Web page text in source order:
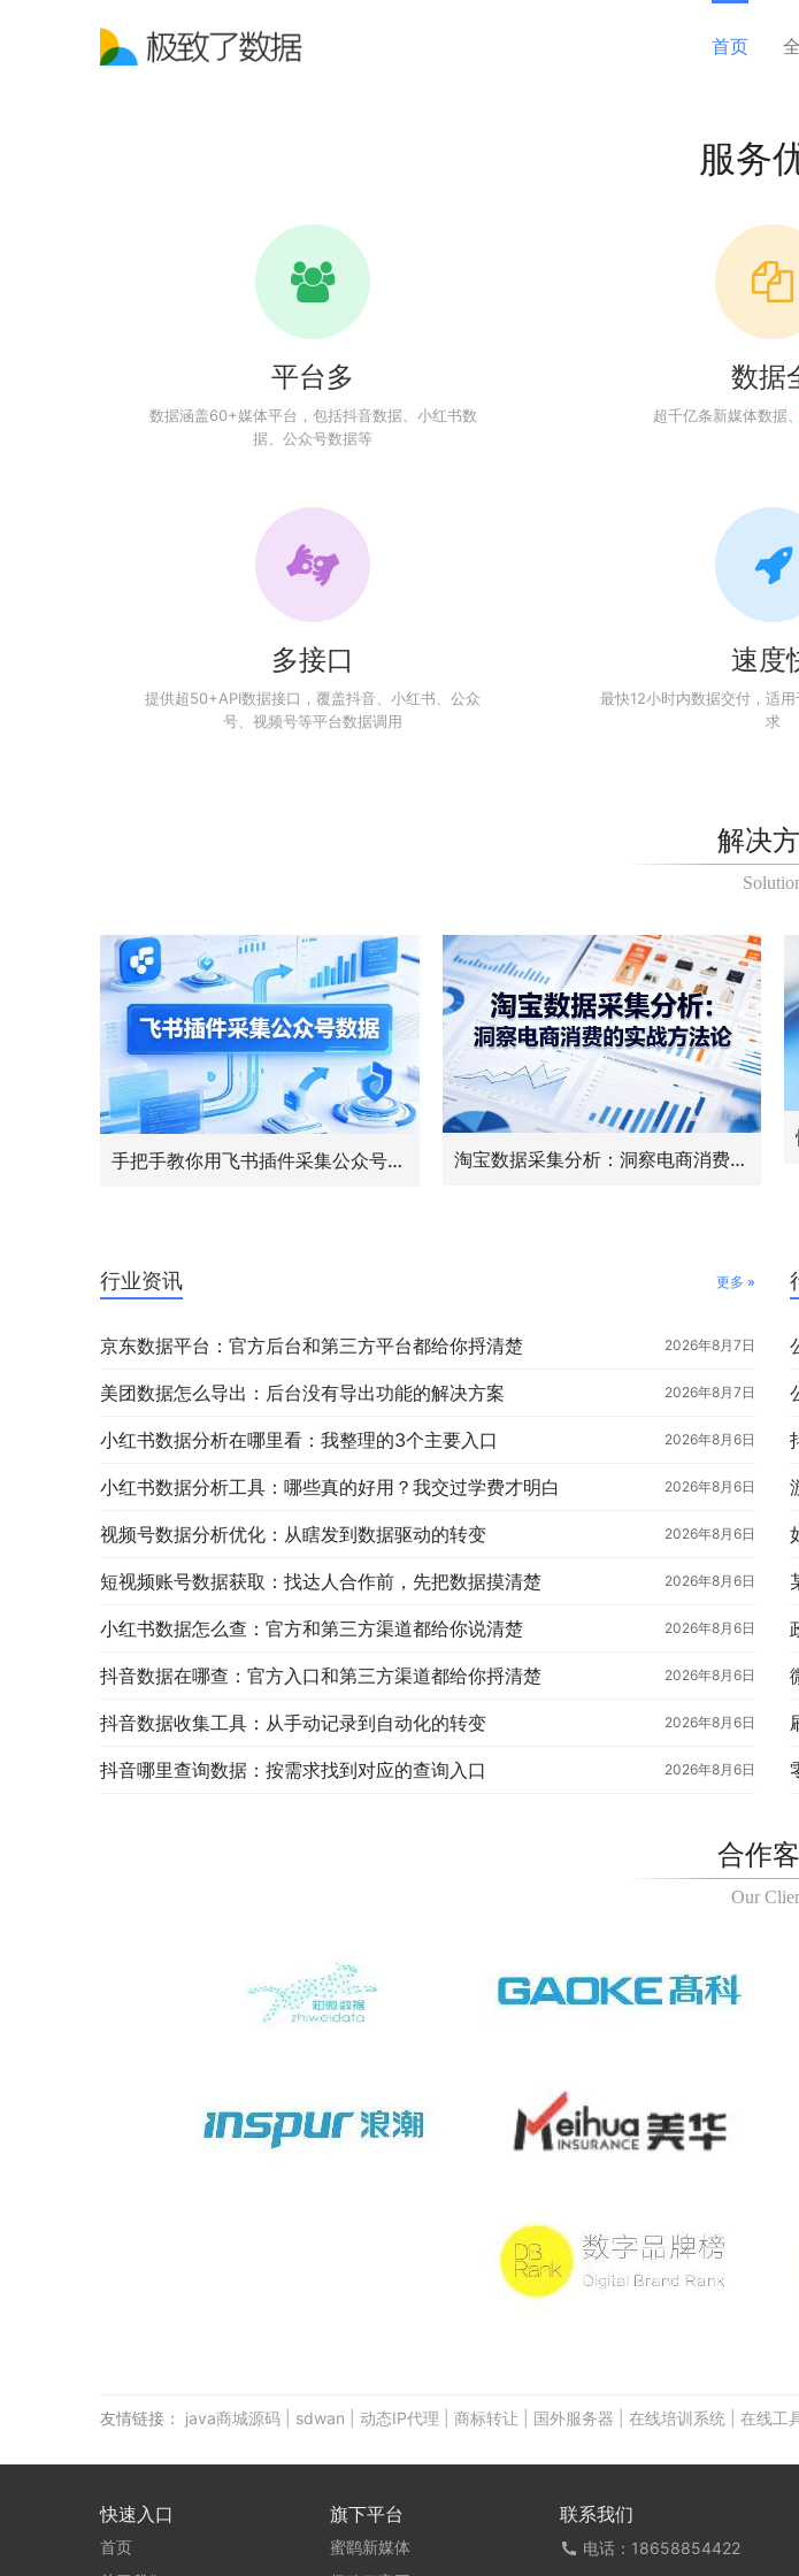
首页
服务
平台多
数据涵盖60+媒体平台，包括抖音数据、小红书数
据、公众号数据等
数据
超千亿条新媒体数据、
多接口
提供超50+API数据接口，覆盖抖音、小红书、公众
号、视频号等平台数据调用
速度
最快12小时内数据交付，适用
求
解决
手把手教你用飞书插件采集公众号数据，五分钟学会 淘宝数据采集分析：洞察电商消费的实战方法论
更多 »
行业资讯
京东数据平台：官方后台和第三方平台都给你捋清楚 2026年8月7日
美团数据怎么导出：后台没有导出功能的解决方案 2026年8月7日
小红书数据分析在哪里看：我整理的3个主要入口 2026年8月6日
小红书数据分析工具：哪些真的好用？我交过学费才明白 2026年8月6日
视频号数据分析优化：从瞎发到数据驱动的转变 2026年8月6日
短视频账号数据获取：找达人合作前，先把数据摸清楚 2026年8月6日
小红书数据怎么查：官方和第三方渠道都给你说清楚 2026年8月6日
抖音数据在哪查：官方入口和第三方渠道都给你捋清楚 2026年8月6日
抖音数据收集工具：从手动记录到自动化的转变 2026年8月6日
抖音哪里查询数据：按需求找到对应的查询入口 2026年8月6日
合作
Our
友情链接： java商城源码 sdwan 动态IP代理 商标转让 国外服务器 在线培训系统 在线工
快速入口
首页
旗下平台
蜜鹞新媒体
联系我们
电话：18658854422